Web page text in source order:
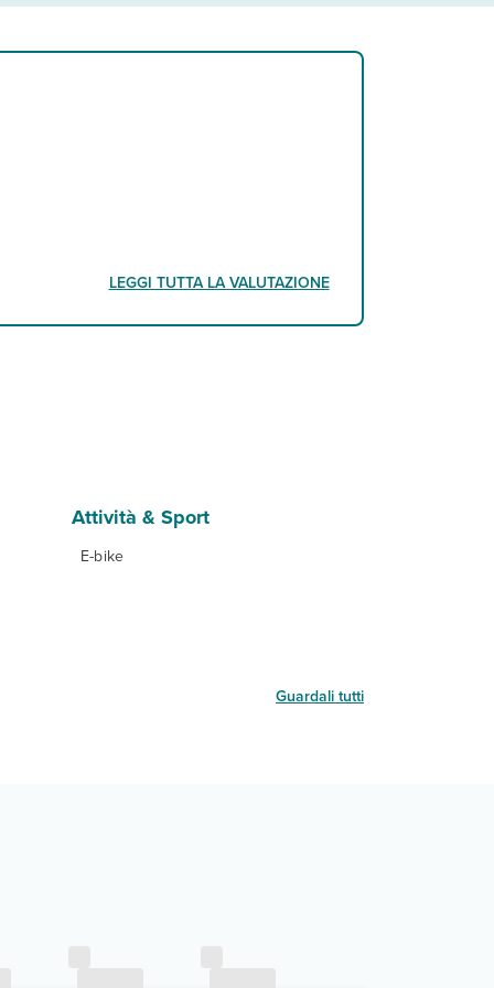
LEGGI TUTTA LA VALUTAZIONE
Attività & Sport
E-bike
Guardali tutti